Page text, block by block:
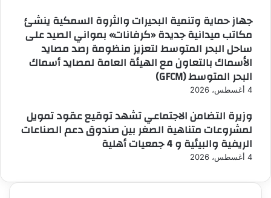
جهاز حماية وتنمية البحيرات والثروة السمكية ينشئ
مكاتب ميدانية جديدة «كرفانات» بمواني الصيد على
ساحل البحر المتوسط لتعزيز منظومة رصد مصايد
الأسماك بالتعاون مع الهيئة العامة لمصايد أسماك
البحر المتوسط (GFCM)
4 أغسطس، 2026
وزيرة التضامن الاجتماعي تشهد توقيع عقود تمويل
لمشروعات متناهية الصغر بين صندوق دعم الصناعات
الريفية والبيئية و 4 جمعيات أهلية
4 أغسطس، 2026